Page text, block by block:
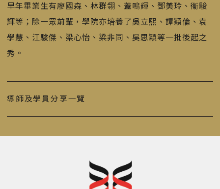
早年畢業生有廖國森、林群翎、蓋鳴輝、鄧美玲、衞駿
輝等；除一眾前輩，學院亦培養了吳立熙、譚穎倫、袁
學慧、江駿傑、梁心怡、梁非同、吳思穎等一批後起之
秀。
導師及學員分享一覽